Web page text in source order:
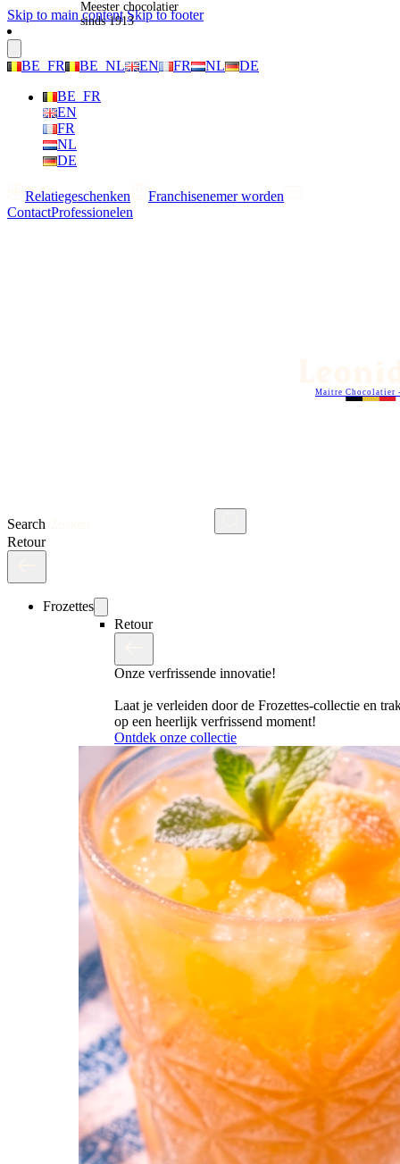
Skip to main content Skip to footer
BE_FR BE_NL EN FR NL
DE
BE_FR
EN
FR
NL
DE
Relatiegeschenken
Franchisenemer worden
ContactProfessionelen
Search
Maitre Chocolatier
Retour
Frozettes
Retour
Onze verfrissende innovatie!
Laat je verleiden door de Frozettes-collectie en
op een heerlijk verfrissend moment!
Ontdek onze collectie
Meester chocolatier
sinds 1913